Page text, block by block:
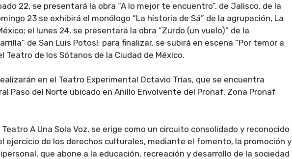
22, se presentará la obra “A lo mejor te encuentro”, de Jalisco, de la
23 se exhibirá el monólogo “La historia de Sá” de la agrupación, La
el lunes 24, se presentará la obra “Zurdo (un vuelo)” de la
de San Luis Potosí; para finalizar, se subirá en escena “Por temor a
Teatro de los Sótanos de la Ciudad de México.
en el Teatro Experimental Octavio Trías, que se encuentra
Paso del Norte ubicado en Anillo Envolvente del Pronaf, Zona Pronaf
A Una Sola Voz, se erige como un circuito consolidado y reconocido
ejercicio de los derechos culturales, mediante el fomento, la promoción y
que abone a la educación, recreación y desarrollo de la sociedad